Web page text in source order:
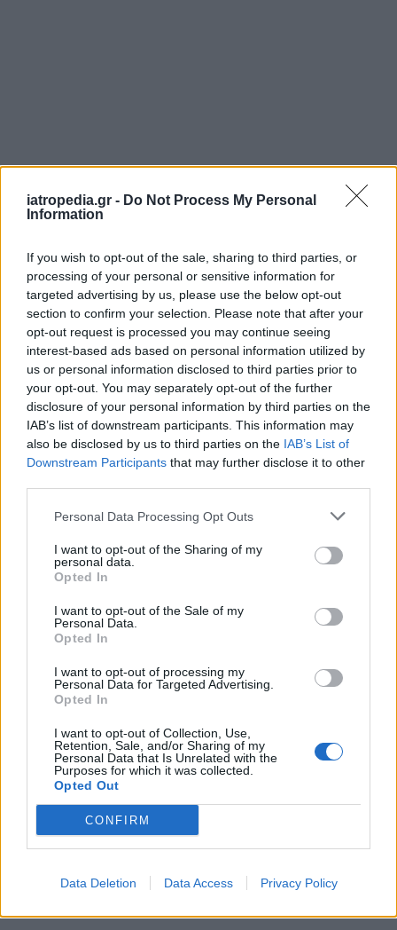
iatropedia.gr - Do Not Process My Personal
Information
If you wish to opt-out of the sale, sharing to third parties, or
processing of your personal or sensitive information for
targeted advertising by us, please use the below opt-out
section to confirm your selection. Please note that after your
opt-out request is processed you may continue seeing
interest-based ads based on personal information utilized by
us or personal information disclosed to third parties prior to
your opt-out. You may separately opt-out of the further
disclosure of your personal information by third parties on the
IAB’s list of downstream participants. This information may
also be disclosed by us to third parties on the IAB’s List of
Downstream Participants that may further disclose it to other
Personal Data Processing Opt Outs
I want to opt-out of the Sharing of my
personal data.
Opted In
I want to opt-out of the Sale of my
Personal Data.
Opted In
I want to opt-out of processing my
Personal Data for Targeted Advertising.
Opted In
I want to opt-out of Collection, Use,
Retention, Sale, and/or Sharing of my
Personal Data that Is Unrelated with the
Purposes for which it was collected.
Opted Out
CONFIRM
Data Deletion Data Access Privacy Policy
ΕΦΗΜΕΡΕΥΟΝΤΑ ΝΟΣΟΚΟΜΕΙΑ
Δείτε ποιάνοσοκομείαεφημερεύουν